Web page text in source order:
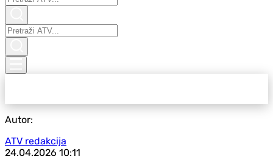
Autor:
ATV redakcija
24.04.2026 10:11